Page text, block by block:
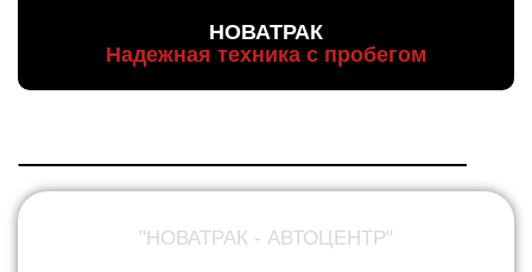
НОВАТРАК
Надежная техника с пробегом
"НОВАТРАК - АВТОЦЕНТР"